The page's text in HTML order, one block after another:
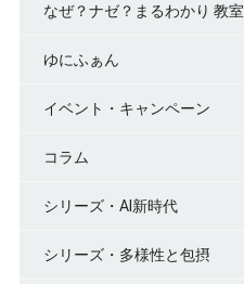
なぜ？ナゼ？まるわかり 教室
ゆにふぁん
イベント・キャンペーン
コラム
シリーズ・AI新時代
シリーズ・多様性と包摂